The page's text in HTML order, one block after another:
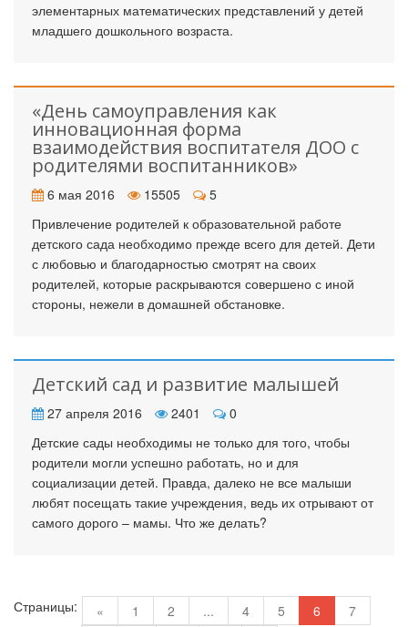
элементарных математических представлений у детей
младшего дошкольного возраста.
«День самоуправления как
инновационная форма
взаимодействия воспитателя ДОО с
родителями воспитанников»
6 мая 2016 15505
5
Привлечение родителей к образовательной работе
детского сада необходимо прежде всего для детей. Дети
с любовью и благодарностью смотрят на своих
родителей, которые раскрываются совершено с иной
стороны, нежели в домашней обстановке.
Детский сад и развитие малышей
27 апреля 2016 2401
0
Детские сады необходимы не только для того, чтобы
родители могли успешно работать, но и для
социализации детей. Правда, далеко не все малыши
любят посещать такие учреждения, ведь их отрывают от
самого дорого – мамы. Что же делать?
Страницы: « 1 2 ... 4 5 6
7